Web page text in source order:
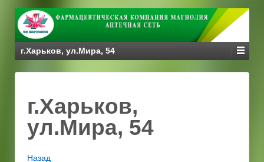
г.Харьков, ул.Мира, 54
г.Харьков,
ул.Мира, 54
Назад